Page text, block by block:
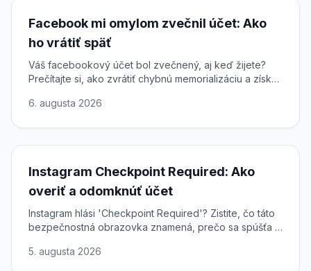
Facebook mi omylom zvečnil účet: Ako
ho vrátiť späť
Váš facebookový účet bol zvečnený, aj keď žijete?
Prečítajte si, ako zvrátiť chybnú memorializáciu a získať
6. augusta 2026
Instagram Checkpoint Required: Ako
overiť a odomknúť účet
Instagram hlási 'Checkpoint Required'? Zistite, čo táto
bezpečnostná obrazovka znamená, prečo sa spúšťa a
prístup.
5. augusta 2026